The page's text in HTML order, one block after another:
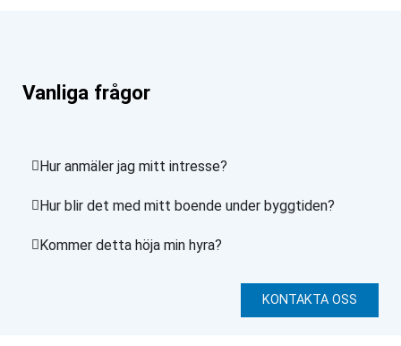
Vanliga frågor
Hur anmäler jag mitt intresse?
Hur blir det med mitt boende under byggtiden?
Kommer detta höja min hyra?
KONTAKTA OSS